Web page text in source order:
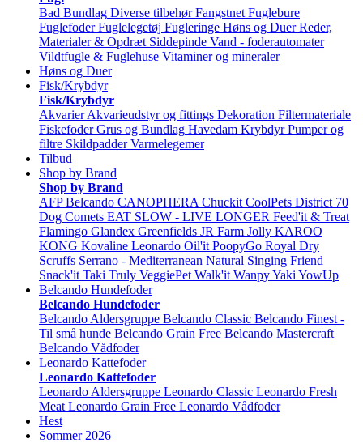
Bad Bundlag Diverse tilbehør Fangstnet Fuglebure
Fuglefoder Fuglelegetøj Fugleringe Høns og Duer Reder,
Materialer & Opdræt Siddepinde Vand - foderautomater
Vildtfugle & Fuglehuse Vitaminer og mineraler
Høns og Duer
Fisk/Krybdyr
Fisk/Krybdyr
Akvarier Akvarieudstyr og fittings Dekoration Filtermateriale
Fiskefoder Grus og Bundlag Havedam Krybdyr Pumper og
filtre Skildpadder Varmelegemer
Tilbud
Shop by Brand
Shop by Brand
AFP Belcando CANOPHERA Chuckit CoolPets District 70
Dog Comets EAT SLOW - LIVE LONGER Feed'it & Treat
Flamingo Glandex Greenfields JR Farm Jolly KAROO
KONG Kovaline Leonardo Oil'it PoopyGo Royal Dry
Scruffs Serrano - Mediterranean Natural Singing Friend
Snack'it Taki Truly VeggiePet Walk'it WanpyYaki YowUp
Belcando Hundefoder
Belcando Hundefoder
Belcando Aldersgruppe Belcando Classic Belcando Finest -
Til små hunde Belcando Grain Free Belcando Mastercraft
Belcando Vådfoder
Leonardo Kattefoder
Leonardo Kattefoder
Leonardo Aldersgruppe Leonardo Classic Leonardo Fresh
Meat Leonardo Grain Free Leonardo Vådfoder
Hest
Sommer 2026